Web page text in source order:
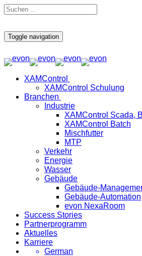
Toggle navigation
XAMControl
XAMControl Schulung
Branchen
Industrie
XAMControl Scada,
XAMControl Batch
Mischfutter
MTP
Verkehr
Energie
Wasser
Gebäude
Gebäude-
Gebäude-Automation
evon NexaRoom
Success Stories
Partnerprogramm
Aktuelles
Karriere
German